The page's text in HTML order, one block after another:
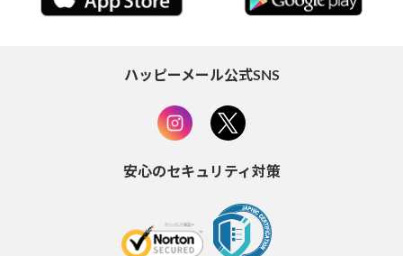
ハッピーメール公式SNS
安心のセキュリティ対策